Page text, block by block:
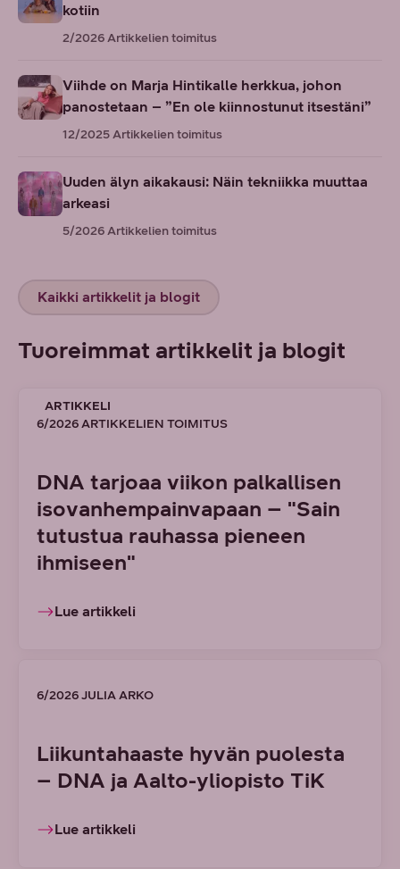
kotiin
2/2026Artikkelien toimitus
Viihde on Marja Hintikalle herkkua, johon
panostetaan – ”En ole kiinnostunut itsestäni”
12/2025Artikkelien toimitus
Uuden älyn aikakausi: Näin tekniikka muuttaa
arkeasi
5/2026Artikkelien toimitus
Kaikki artikkelit ja blogit
Tuoreimmat artikkelit ja blogit
ARTIKKELI
6/2026 ARTIKKELIEN TOIMITUS
DNA tarjoaa viikon palkallisen
isovanhempainvapaan – "Sain
tutustua rauhassa pieneen
ihmiseen"
Lue artikkeli
6/2026 JULIA ARKO
Liikuntahaaste hyvän puolesta
– DNA ja Aalto-yliopisto TiK
Lue artikkeli